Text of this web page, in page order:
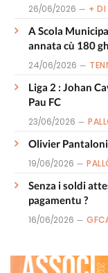
26/06/2026 + DI
A Scola
annata cù 180
24/06/2026
Liga 2 : Johan
Pau FC
23/06/2026
Olivier Pantaloni
19/06/2026
Senza i soldi
pagamentu ?
16/06/2026